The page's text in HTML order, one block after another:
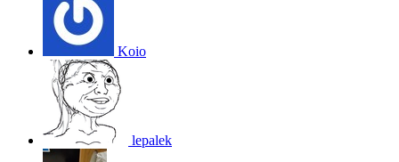
Koio
lepalek